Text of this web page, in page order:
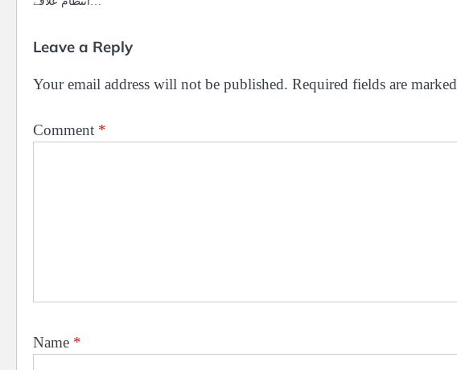
Leave a Reply
Your email address will not be published. Required fields are marked
Comment *
Name *